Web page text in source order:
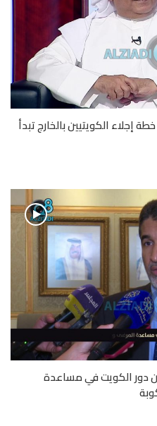
إجلاء الكويتيين بالخارج تبدأ
دور الكويت في مساعدة